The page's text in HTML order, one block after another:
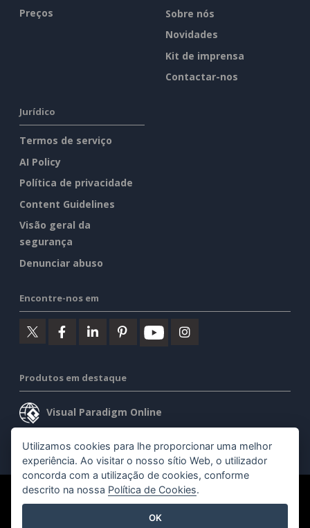
Preços
Sobre nós
Novidades
Kit de imprensa
Contactar-nos
Jurídico
Termos de serviço
AI Policy
Política de privacidade
Content Guidelines
Visão geral da
segurança
Denunciar abuso
Encontre-nos em
Produtos em destaque
Visual Paradigm Online
Visual Paradigm Desktop
©2026 by Visual Paradigm. Todos os direitos reservados.
Utilizamos cookies para lhe proporcionar uma melhor
experiência. Ao visitar o nosso sítio Web, o utilizador
concorda com a utilização de cookies, conforme
descrito na nossa Política de Cookies.
OK